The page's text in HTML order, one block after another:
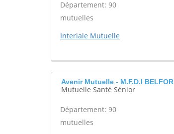
Département: 90
mutuelles
Interiale Mutuelle
Avenir Mutuelle - M.F.D.I BELFOR
Mutuelle Santé Sénior
Département: 90
mutuelles